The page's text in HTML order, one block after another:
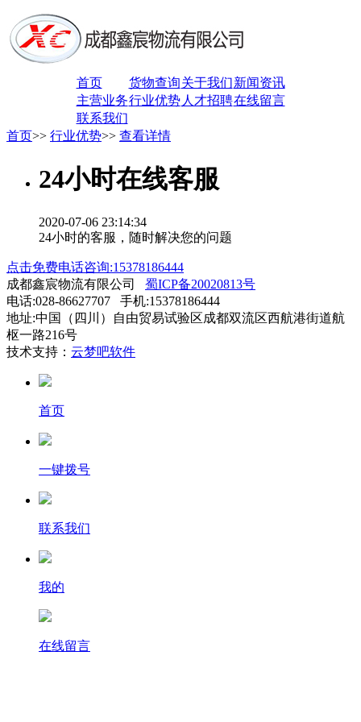
首页 货物查询关于我们新闻资讯
主营业务行业优势 人才招聘在线留言
联系我们
首页>> 行业优势>> 查看详情
24小时在线客服
2020-07-06 23:14:34
24小时的客服，随时解决您的问题
点击免费电话咨询:15378186444
成都鑫宸物流有限公司 蜀ICP备20020813号
电话:028-86627707 手机:15378186444
地址:中国（四川）自由贸易试验区成都双流区西航港街道航
枢一路216号
技术支持： 云梦吧软件
首页
一键拨号
联系我们
我的
在线留言